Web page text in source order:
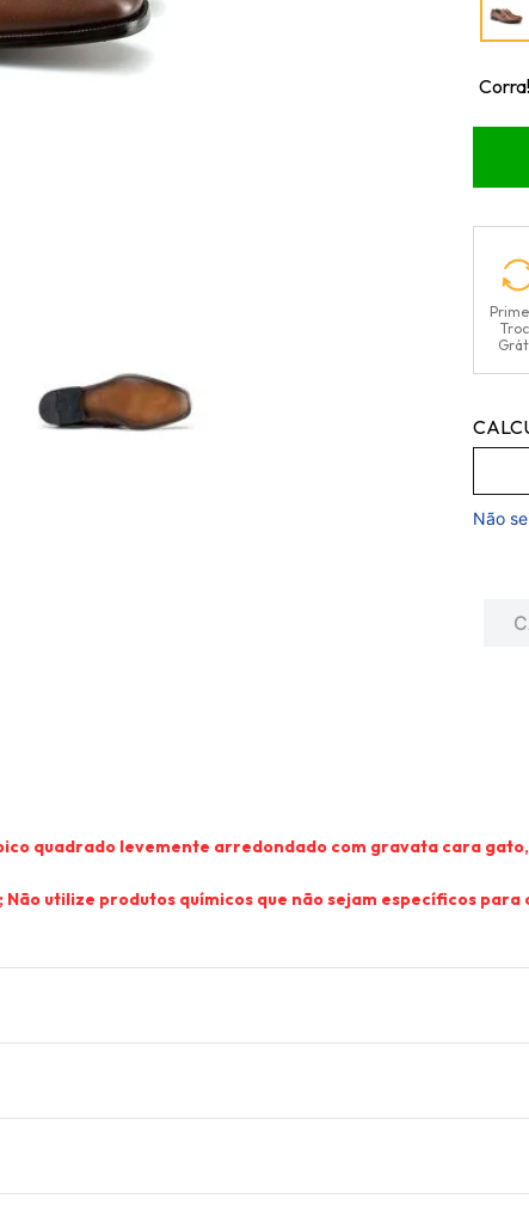
Não
bico quadrado levemente arredondado com gravata cara
utilize produtos químicos que não sejam específicos